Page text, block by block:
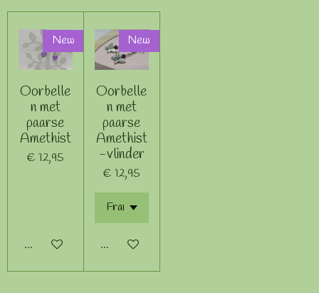
New
Oorbelle
n met
paarse
Amethist
€ 12,95
In winkelwagen
New
Oorbelle
n met
paarse
Amethist
-vlinder
€ 12,95
In winkelwagen